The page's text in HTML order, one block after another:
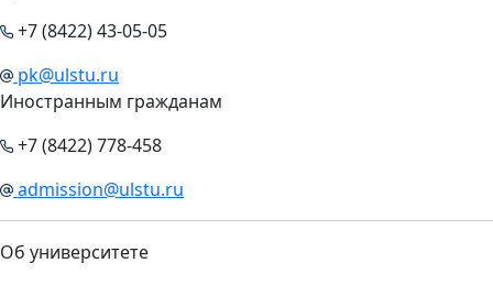
+7 (8422) 43-05-05
pk@ulstu.ru
Иностранным гражданам
+7 (8422) 778-458
admission@ulstu.ru
Об университете